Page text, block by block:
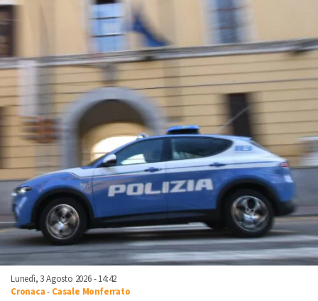
Lunedì, 3 Agosto 2026 - 14:42
Cronaca- Casale Monferrato